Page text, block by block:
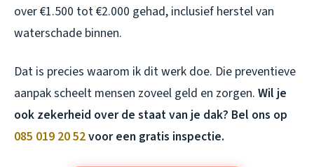
over €1.500 tot €2.000 gehad, inclusief herstel van
waterschade binnen.
Dat is precies waarom ik dit werk doe. Die preventieve
aanpak scheelt mensen zoveel geld en zorgen. Wil je
ook zekerheid over de staat van je dak? Bel ons op
085 019 20 52voor een gratis inspectie.